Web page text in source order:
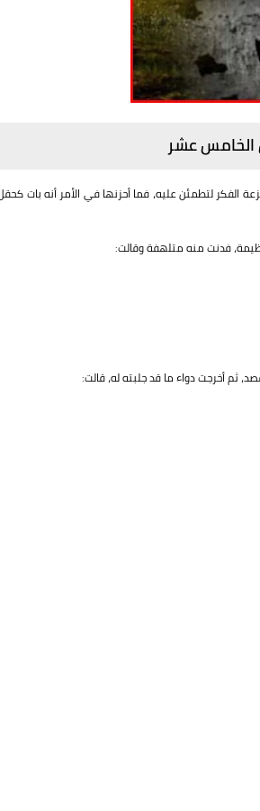
الخامس عشر
الفكر لتطمئن عليه، فما أحزنها في الأمر أنه بات
فدنت منه متلهفة وقالت:
ثم أخرجت دواء ما قد جلبته له، قالت: